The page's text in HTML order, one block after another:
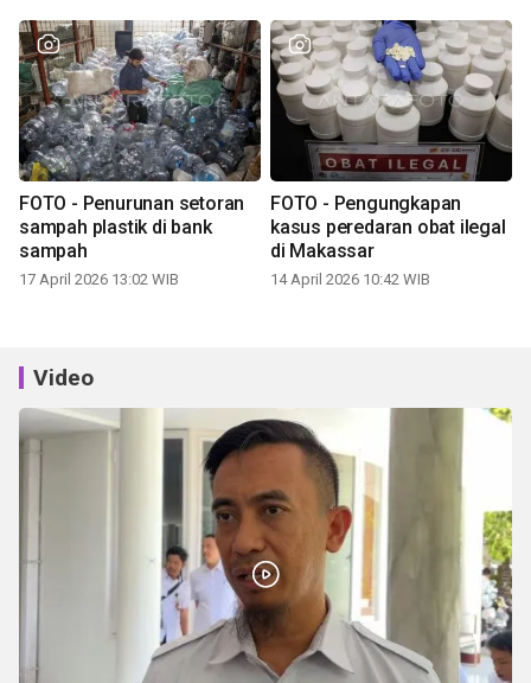
FOTO - Penurunan setoran
sampah plastik di bank
sampah
17 April 2026 13:02 WIB
FOTO - Pengungkapan
kasus peredaran obat ilegal
di Makassar
14 April 2026 10:42 WIB
Video